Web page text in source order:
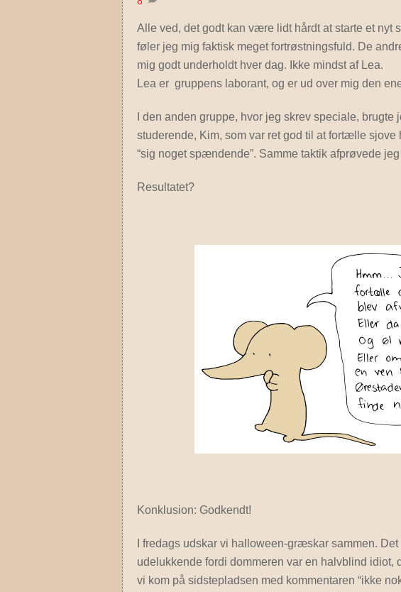
Alle ved, det godt kan være lidt hårdt at starte et nyt
føler jeg mig faktisk meget fortrøstningsfuld. De
mig godt underholdt hver dag. Ikke mindst af Lea.
Lea er gruppens laborant, og er ud over mig den
I den anden gruppe, hvor jeg skrev speciale,
studerende, Kim, som var ret god til at fortælle sjove
“sig noget spændende”. Samme taktik afprøvede
Resultatet?
Konklusion: Godkendt!
I fredags udskar vi halloween-græskar sammen.
udelukkende fordi dommeren var en halvblind idiot,
vi kom på sidstepladsen med kommentaren “ikke